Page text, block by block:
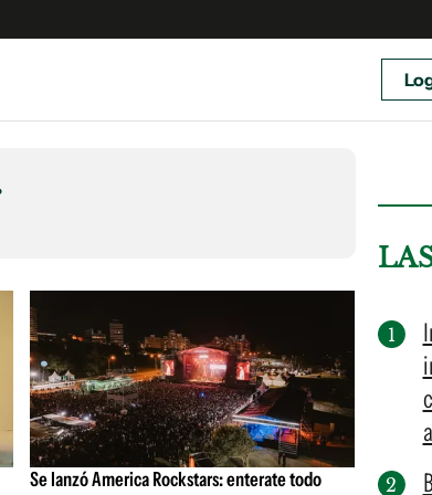
Se lanzó America Rockstars: enterate todo